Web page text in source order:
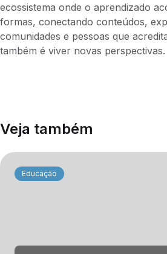
ecossistema onde o aprendizado
formas, conectando conteúdos,
comunidades e pessoas que
também é viver novas perspectivas.
Veja também
Educação